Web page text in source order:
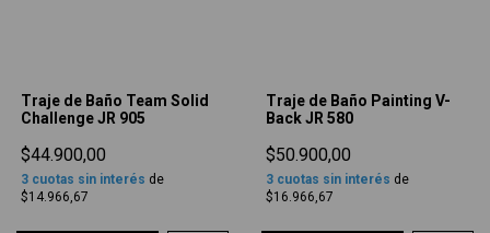
Traje de Baño Team Solid
Challenge JR 905
$44.900,00
3 cuotas sin interés de
$14.966,67
Traje de Baño Painting V-
Back JR 580
$50.900,00
3 cuotas sin interés de
$16.966,67